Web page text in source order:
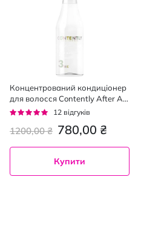
Концентрований кондиціонер
для волосся Contently After All!
300 мл
Рейтинг:
12 відгуків
780,00 ₴
1200,00 ₴
Купити